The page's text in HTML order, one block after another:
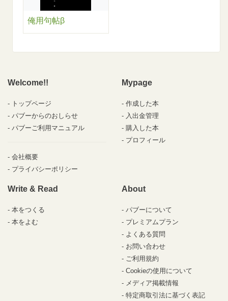
俺用句帖β
Welcome!!
トップページ
パブーからのおしらせ
パブーご利用マニュアル
会社概要
プライバシーポリシー
Mypage
作成した本
入出金管理
購入した本
プロフィール
Write & Read
本をつくる
本をよむ
About
パブーについて
プレミアムプラン
よくある質問
お問い合わせ
ご利用規約
Cookieの使用について
メディア掲載情報
特定商取引法に基づく表記